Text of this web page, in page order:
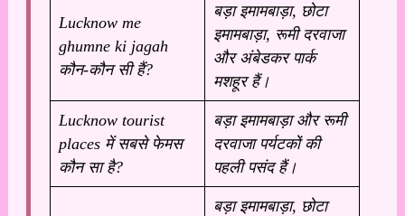
Lucknow me
ghumne ki jagah
कौन-कौन सी हैं?
बड़ा इमामबाड़ा, छोटा
इमामबाड़ा, रूमी दरवाजा
और अंबेडकर पार्क
मशहूर हैं।
Lucknow tourist
places में सबसे फेमस
कौन सा है?
बड़ा इमामबाड़ा और रूमी
दरवाजा पर्यटकों की
पहली पसंद हैं।
बड़ा इमामबाड़ा, छोटा